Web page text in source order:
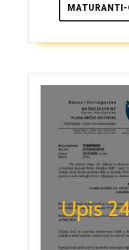
Upis